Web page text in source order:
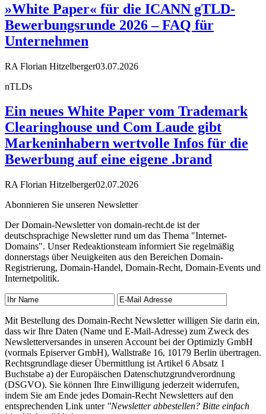
»White Paper« für die ICANN gTLD-
Bewerbungsrunde 2026 – FAQ für
Unternehmen
RA Florian Hitzelberger03.07.2026
nTLDs
Ein neues White Paper vom Trademark
Clearinghouse und Com Laude gibt
Markeninhabern wertvolle Infos für die
Bewerbung auf eine eigene .brand
RA Florian Hitzelberger02.07.2026
Abonnieren Sie unseren Newsletter
Der Domain-Newsletter von domain-recht.de ist der
deutschsprachige Newsletter rund um das Thema "Internet-
Domains". Unser Redeaktionsteam informiert Sie regelmäßig
donnerstags über Neuigkeiten aus den Bereichen Domain-
Registrierung, Domain-Handel, Domain-Recht, Domain-Events und
Internetpolitik.
Mit Bestellung des Domain-Recht Newsletter willigen Sie darin ein,
dass wir Ihre Daten (Name und E-Mail-Adresse) zum Zweck des
Newsletterversandes in unseren Account bei der Optimizly GmbH
(vormals Episerver GmbH), Wallstraße 16, 10179 Berlin übertragen.
Rechtsgrundlage dieser Übermittlung ist Artikel 6 Absatz 1
Buchstabe a) der Europäischen Datenschutzgrundverordnung
(DSGVO). Sie können Ihre Einwilligung jederzeit widerrufen,
indem Sie am Ende jedes Domain-Recht Newsletters auf den
entsprechenden Link unter "Newsletter abbestellen? Bitte einfach